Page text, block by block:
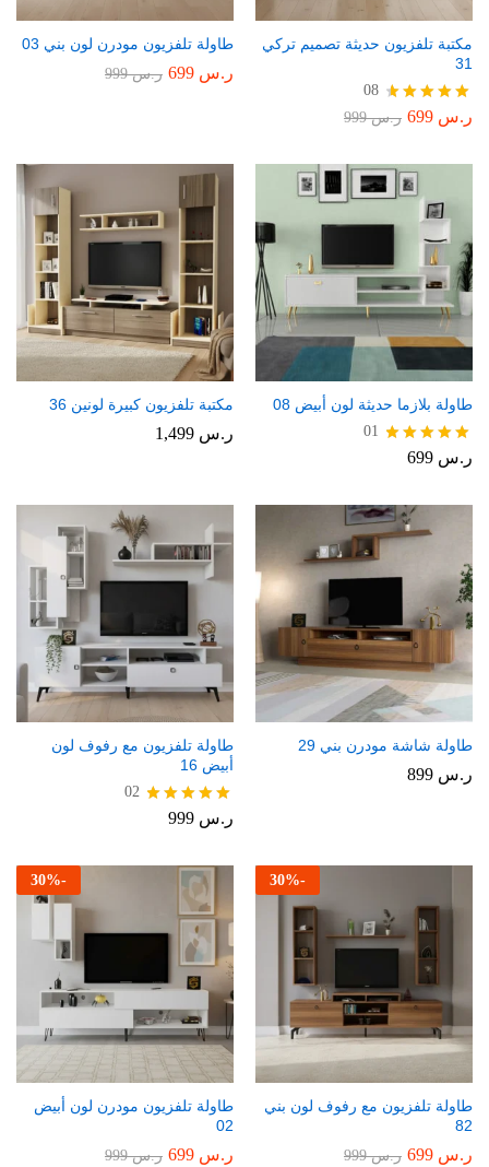
مكتبة تلفزيون حديثة تصميم تركي
31
تم التقييم
08
ر.س ر.س999
طاولة تلفزيون مودرن لون بني 03
ر.س ر.س999
طاولة بلازما حديثة لون أبيض 08
تم التقييم
01
ر.س
مكتبة تلفزيون كبيرة لونين 36
ر.س
طاولة شاشة مودرن بني 29
ر.س
طاولة تلفزيون مع رفوف لون
أبيض 16
تم التقييم
02
ر.س
-
30%
طاولة تلفزيون مع رفوف لون بني
82
ر.س ر.س999
-
30%
طاولة تلفزيون مودرن لون أبيض
02
ر.س ر.س999